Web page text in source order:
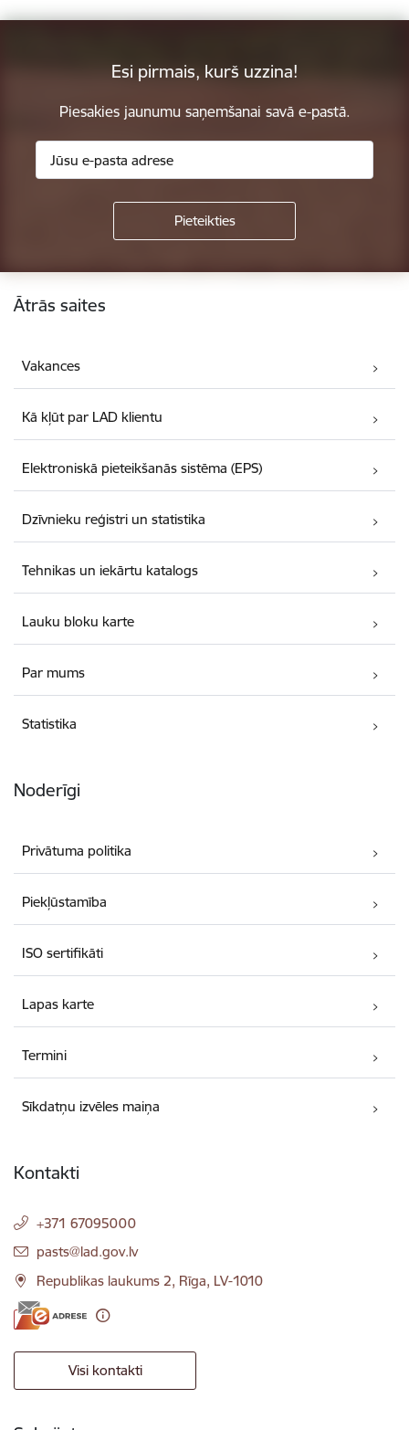
Esi pirmais, kurš uzzina!
Piesakies jaunumu saņemšanai savā e-pastā.
Kājene
Ātrās saites
Vakances
Kā kļūt par LAD klientu
Elektroniskā pieteikšanās sistēma (EPS)
Dzīvnieku reģistri un statistika
Tehnikas un iekārtu katalogs
Lauku bloku karte
Par mums
Statistika
Noderīgi
Privātuma politika
Piekļūstamība
ISO sertifikāti
Lapas karte
Termini
Sīkdatņu izvēles maiņa
Kontakti
+371 67095000
E-pasts:
pasts@lad.gov.lv
Republikas laukums 2, Rīga, LV-1010
Visi kontakti